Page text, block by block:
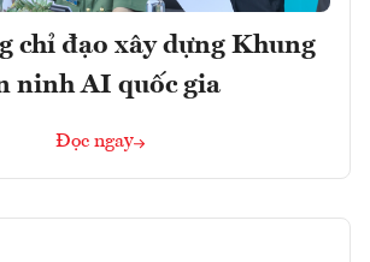
chỉ đạo xây dựng Khung
ninh AI quốc gia
Đọc ngay